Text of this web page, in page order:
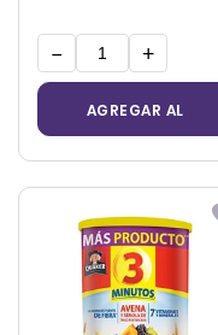
− +
AGREGAR AL
CARRITO